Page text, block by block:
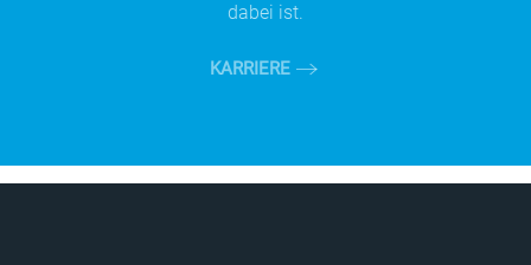
dabei ist.
KARRIERE